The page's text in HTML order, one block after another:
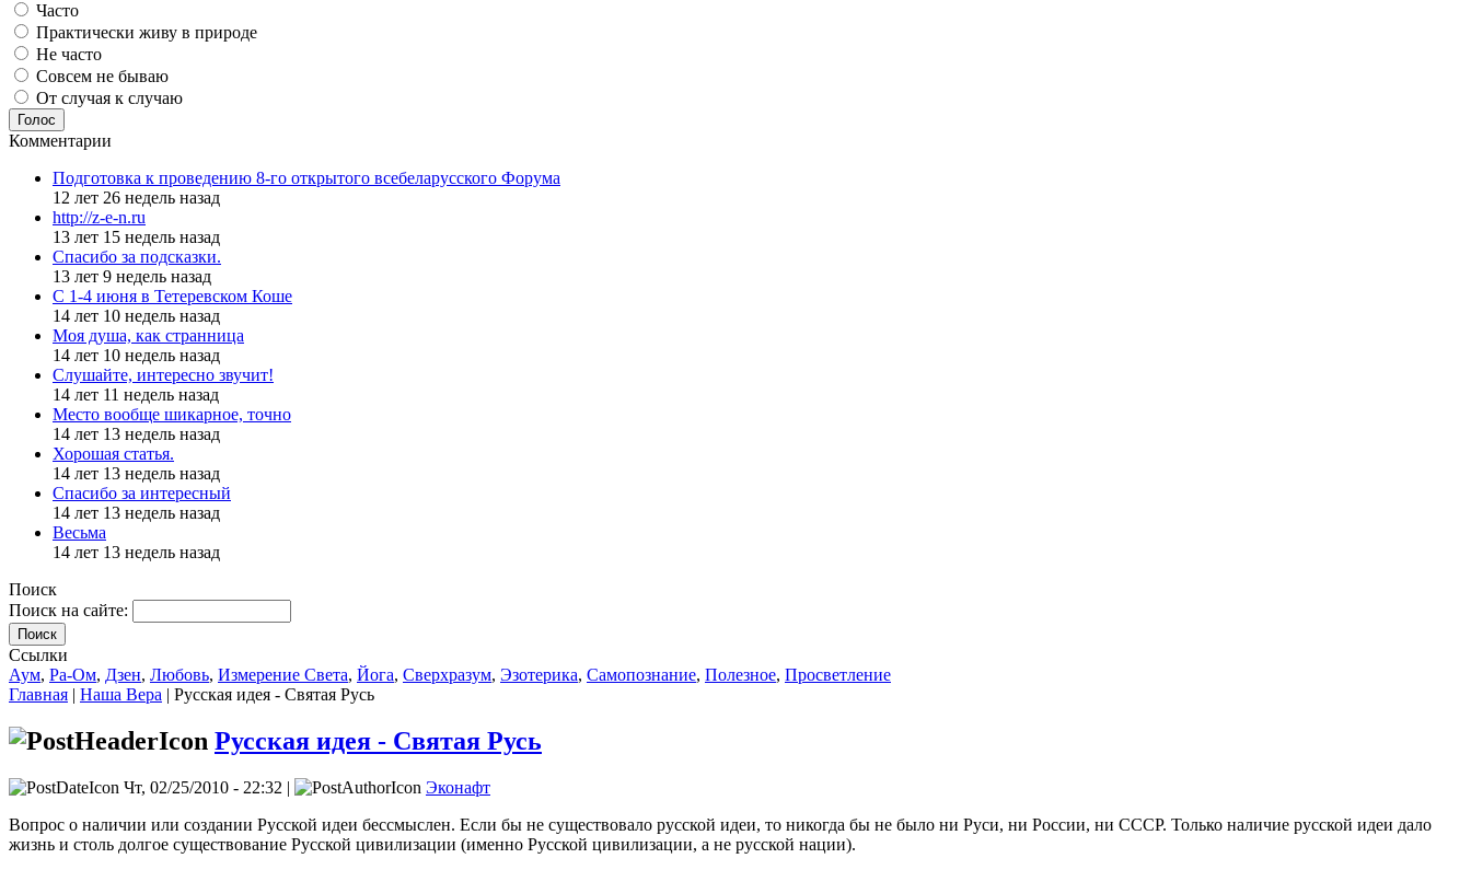
Часто
Практически живу в природе
Не часто
Совсем не бываю
От случая к случаю
Голос
Комментарии
Подготовка к проведению 8-го открытого всебеларусского Форума
12 лет 26 недель назад
http://z-e-n.ru
13 лет 15 недель назад
Спасибо за подсказки.
13 лет 9 недель назад
С 1-4 июня в Тетеревском Коше
14 лет 10 недель назад
Моя душа, как странница
14 лет 10 недель назад
Слушайте, интересно звучит!
14 лет 11 недель назад
Место вообще шикарное, точно
14 лет 13 недель назад
Хорошая статья.
14 лет 13 недель назад
Спасибо за интересный
14 лет 13 недель назад
Весьма
14 лет 13 недель назад
Поиск
Поиск на сайте:
Поиск
Ссылки
Аум, Ра-Ом, Дзен, Любовь, Измерение Света, Йога, Сверхразум, Эзотерика, Самопознание, Полезное, Просветление
Главная | Наша Вера | Русская идея - Святая Русь
Русская идея - Святая Русь
Чт, 02/25/2010 - 22:32 |
Эконафт
Вопрос о наличии или создании Русской идеи бессмыслен. Если бы не существовало русской идеи, то никогда бы не было ни Руси, ни России, ни СССР. Только наличие русской идеи дало
жизнь и столь долгое существование Русской цивилизации (именно Русской цивилизации, а не русской нации).